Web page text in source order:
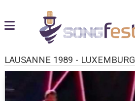
LAUSANNE 1989 - LUXEMBURG